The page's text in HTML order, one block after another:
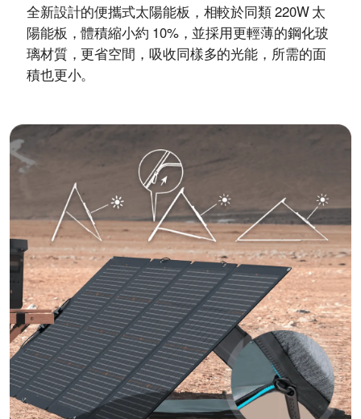
全新設計的便攜式太陽能板，相較於同類 220W 太
陽能板，體積縮小約 10%，並採用更輕薄的鋼化玻
璃材質，更省空間，吸收同樣多的光能，所需的面
積也更小。